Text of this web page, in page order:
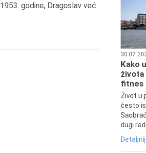
godine, Dragoslav već
Kako
života
fitnes
Život u
često
dugi